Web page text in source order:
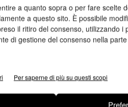
a quanto sopra o per fare scelte
a questo sito. È possibile
il ritiro del consenso, utilizzando i
di gestione del consenso nella
Per saperne di più su questi scopi